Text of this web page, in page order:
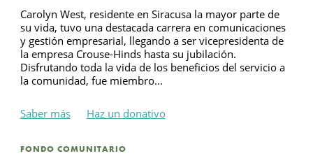
Carolyn West, residente en Siracusa la mayor parte de
su vida, tuvo una destacada carrera en comunicaciones
y gestión empresarial, llegando a ser vicepresidenta de
la empresa Crouse-Hinds hasta su jubilación.
Disfrutando toda la vida de los beneficios del servicio a
la comunidad, fue miembro...
Saber más Haz un donativo
FONDO COMUNITARIO